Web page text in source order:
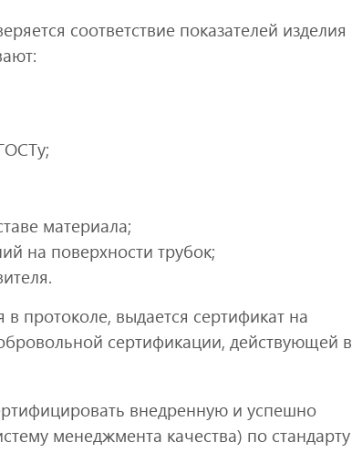
соответствие показателей изделия
материала;
на поверхности трубок;
протоколе, выдается сертификат на
сертификации, действующей в
внедренную и успешно
менеджмента качества) по стандарту